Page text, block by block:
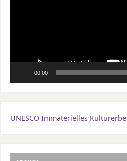
00:00
UNESCO Immaterielles Kulturerbe